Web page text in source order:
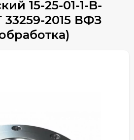
15-25-01-1-B-
33259-2015 ВФЗ